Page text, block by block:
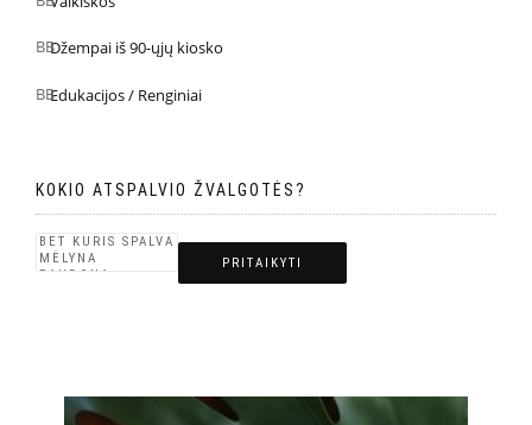
Džempai iš 90-ųjų kiosko
Edukacijos / Renginiai
KOKIO ATSPALVIO ŽVALGOTĖS?
PRITAIKYTI